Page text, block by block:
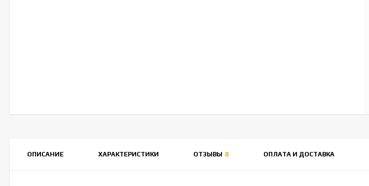
ОПИСАНИЕ ХАРАКТЕРИСТИКИ ОТЗЫВЫ 0 ОПЛАТА И ДОСТАВКА